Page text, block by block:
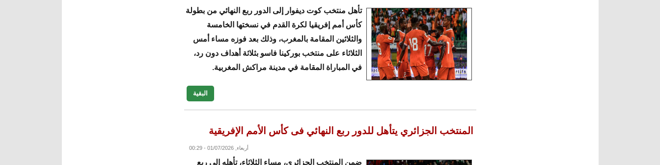
تأهل منتخب كوت ديفوار إلى الدور ربع النهائي من بطولة
كأس أمم إفريقيا لكرة القدم في نسختها الخامسة
والثلاثين المقامة بالمغرب، وذلك بعد فوزه مساء أمس
الثلاثاء على منتخب بوركينا فاسو بثلاثة أهداف دون رد،
في المباراة المقامة في مدينة مراكش المغربية.
البقية
المنتخب الجزائري يتأهل للدور ربع النهائي فى كأس الأمم الإفريقية
أربعاء, 01/07/2026 - 00:29
ضمن المنتخب الجزائري، مساء الثلاثاء، تأهله إلى ربع